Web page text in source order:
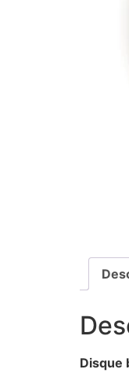
Disque